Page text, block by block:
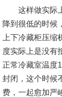
这样做实际上
降到很低的时候
上下冷藏柜压
度实际上是没有
正常冷藏室温度
封闭，这个时候
费，一起愈加严